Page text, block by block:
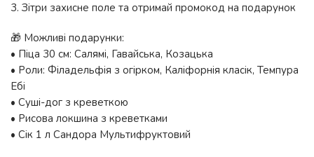
3. Зітри захисне поле та отримай промокод на подарунок
🎁 Можливі подарунки:
• Піца 30 см: Салямі, Гавайська, Козацька
• Роли: Філадельфія з огірком, Каліфорнія класік, Темпура
Ебі
• Суші-дог з креветкою
• Рисова локшина з креветками
• Сік 1 л Сандора Мультифруктовий